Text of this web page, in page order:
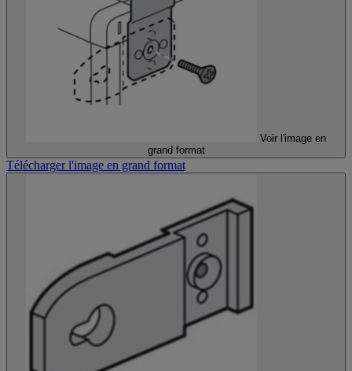
Voir l'image en
grand format
Télécharger l'image en grand format